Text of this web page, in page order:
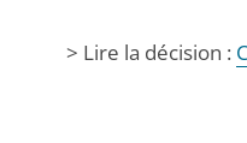
> Lire la décision :